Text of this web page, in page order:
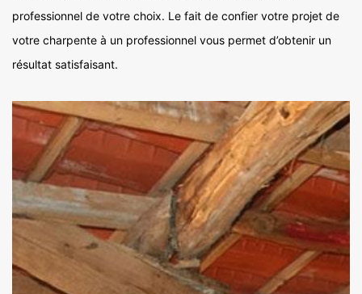
professionnel de votre choix. Le fait de confier votre projet de
votre charpente à un professionnel vous permet d’obtenir un
résultat satisfaisant.